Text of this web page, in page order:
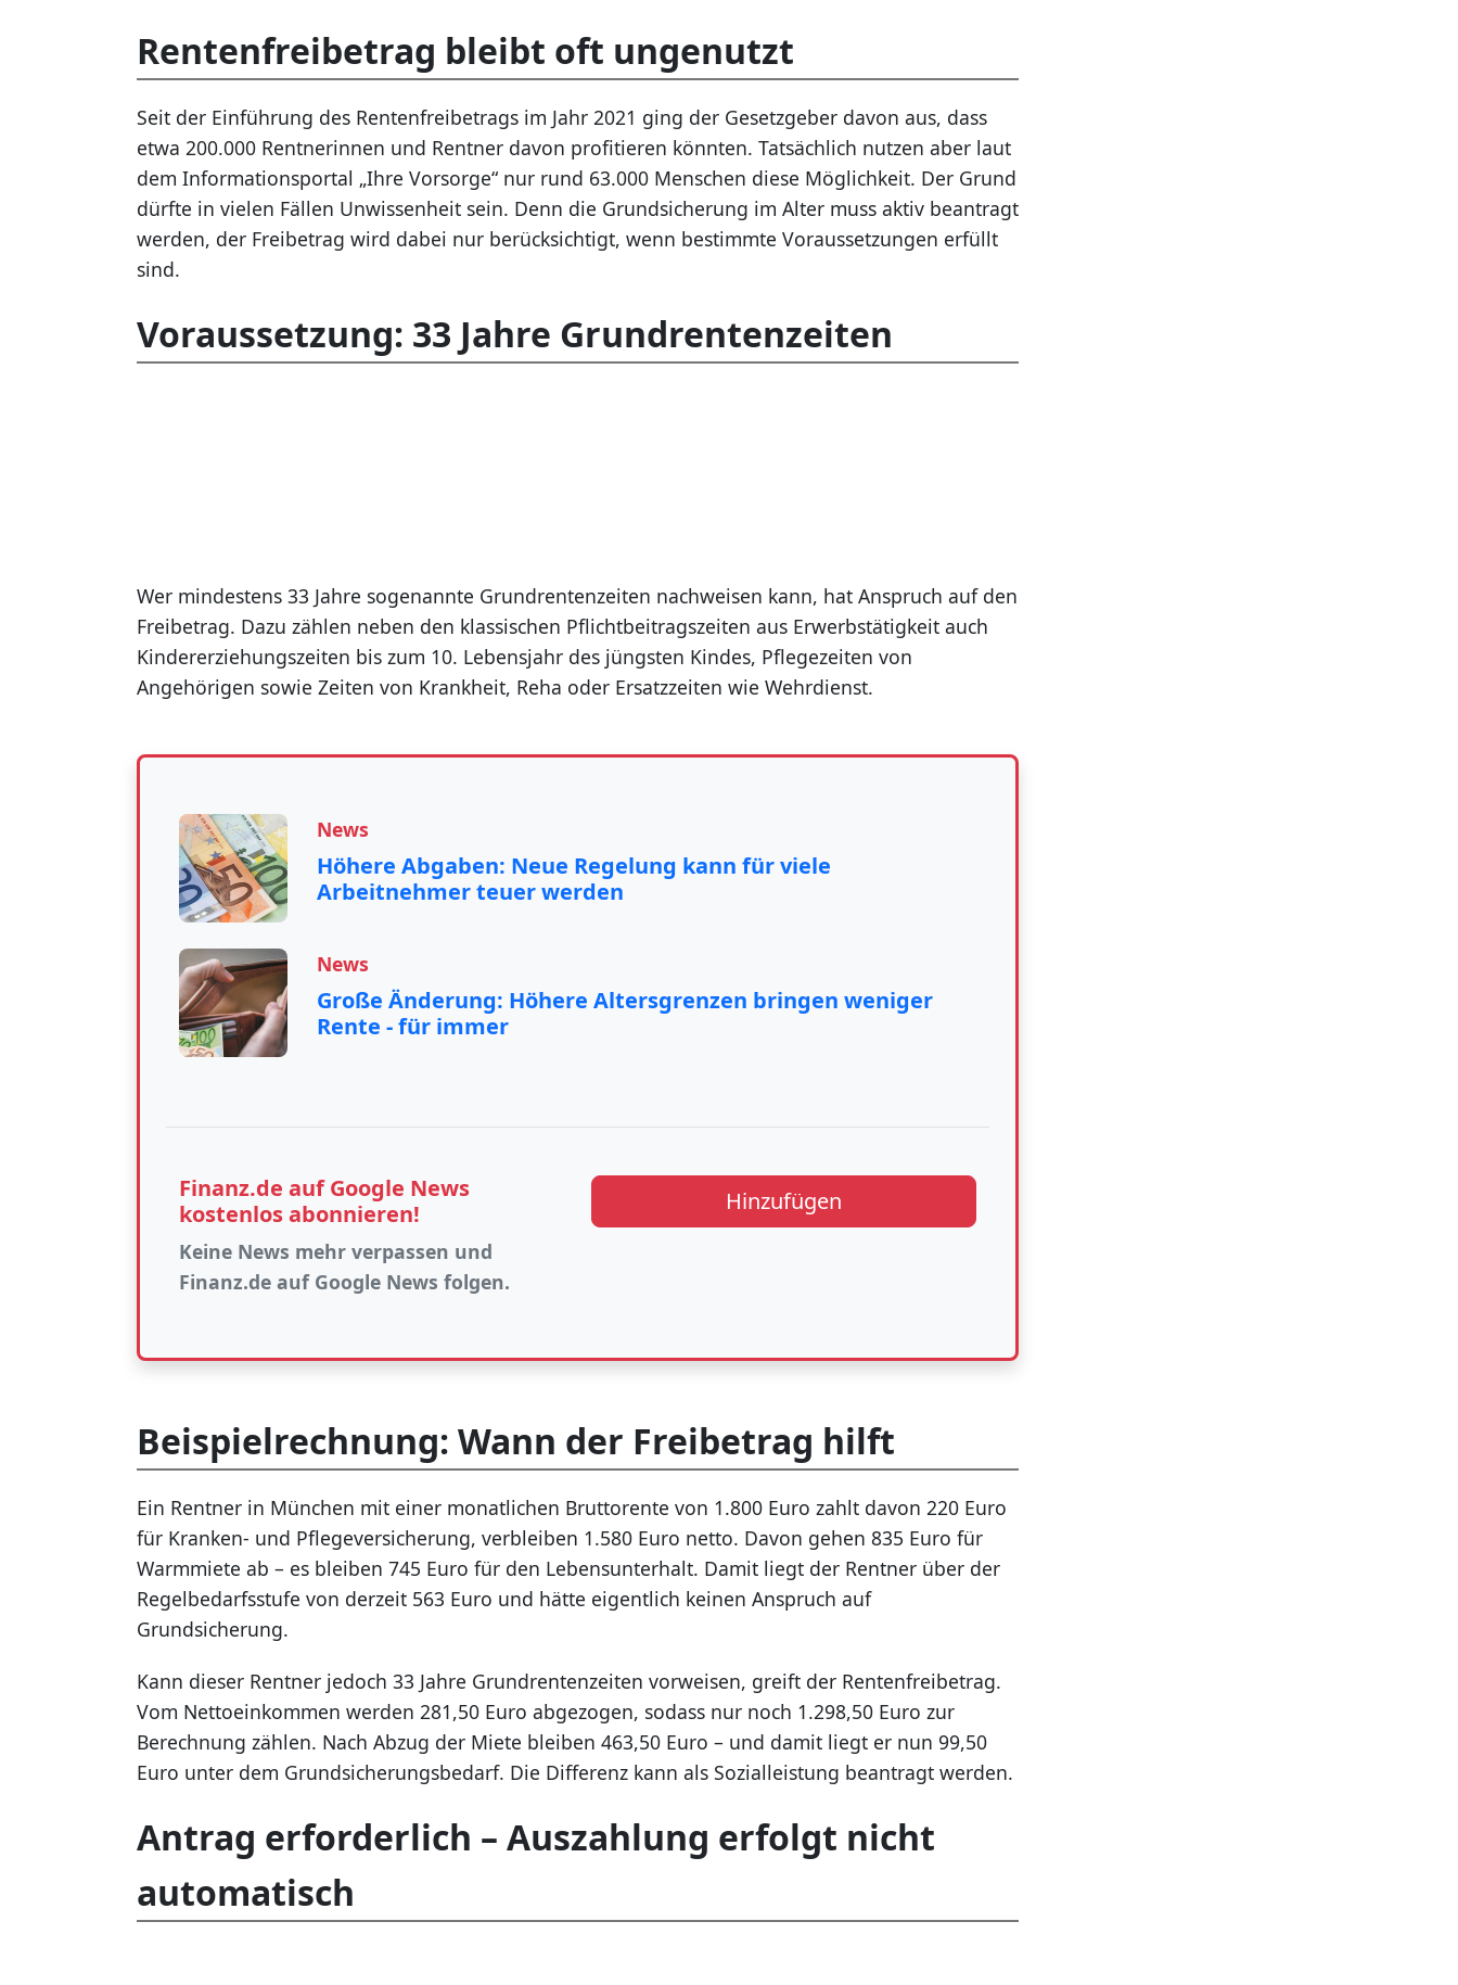
Rentenfreibetrag bleibt oft ungenutzt
Seit der Einführung des Rentenfreibetrags im Jahr 2021 ging der Gesetzgeber davon aus, dass
etwa 200.000 Rentnerinnen und Rentner davon profitieren könnten. Tatsächlich nutzen aber laut
dem Informationsportal „Ihre Vorsorge“ nur rund 63.000 Menschen diese Möglichkeit. Der Grund
dürfte in vielen Fällen Unwissenheit sein. Denn die Grundsicherung im Alter muss aktiv beantragt
werden, der Freibetrag wird dabei nur berücksichtigt, wenn bestimmte Voraussetzungen erfüllt
sind.
Voraussetzung: 33 Jahre Grundrentenzeiten
Wer mindestens 33 Jahre sogenannte Grundrentenzeiten nachweisen kann, hat Anspruch auf den
Freibetrag. Dazu zählen neben den klassischen Pflichtbeitragszeiten aus Erwerbstätigkeit auch
Kindererziehungszeiten bis zum 10. Lebensjahr des jüngsten Kindes, Pflegezeiten von
Angehörigen sowie Zeiten von Krankheit, Reha oder Ersatzzeiten wie Wehrdienst.
News
Höhere Abgaben: Neue Regelung kann für viele
Arbeitnehmer teuer werden
News
Große Änderung: Höhere Altersgrenzen bringen weniger
Rente - für immer
Finanz.de auf Google News
kostenlos abonnieren!
Keine News mehr verpassen und
Finanz.de auf Google News folgen.
Hinzufügen
Beispielrechnung: Wann der Freibetrag hilft
Ein Rentner in München mit einer monatlichen Bruttorente von 1.800 Euro zahlt davon 220 Euro
für Kranken- und Pflegeversicherung, verbleiben 1.580 Euro netto. Davon gehen 835 Euro für
Warmmiete ab – es bleiben 745 Euro für den Lebensunterhalt. Damit liegt der Rentner über der
Regelbedarfsstufe von derzeit 563 Euro und hätte eigentlich keinen Anspruch auf
Grundsicherung.
Kann dieser Rentner jedoch 33 Jahre Grundrentenzeiten vorweisen, greift der Rentenfreibetrag.
Vom Nettoeinkommen werden 281,50 Euro abgezogen, sodass nur noch 1.298,50 Euro zur
Berechnung zählen. Nach Abzug der Miete bleiben 463,50 Euro – und damit liegt er nun 99,50
Euro unter dem Grundsicherungsbedarf. Die Differenz kann als Sozialleistung beantragt werden.
Antrag erforderlich – Auszahlung erfolgt nicht
automatisch